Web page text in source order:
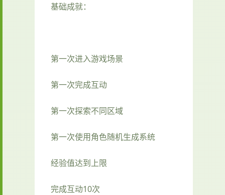
基础成就：
第一次进入游戏场景
第一次完成互动
第一次探索不同区域
第一次使用角色随机生成系统
经验值达到上限
完成互动10次